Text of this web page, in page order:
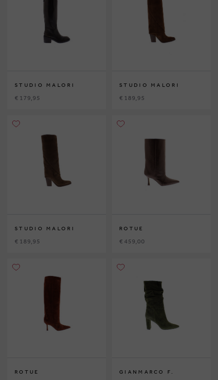
STUDIO MALORI
€ 179,95
STUDIO MALORI
€ 189,95
STUDIO MALORI
€ 189,95
ROTUE
€ 459,00
ROTUE GIANMARCO F.